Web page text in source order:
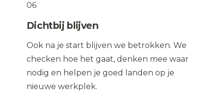
06
Dichtbij blijven
Ook na je start blijven we betrokken. We
checken hoe het gaat, denken mee waar
nodig en helpen je goed landen op je
nieuwe werkplek.